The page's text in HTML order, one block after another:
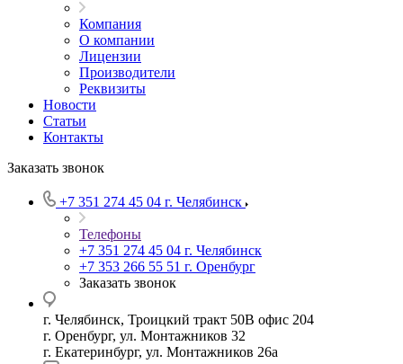
Компания
О компании
Лицензии
Производители
Реквизиты
Новости
Статьи
Контакты
Заказать звонок
+7 351 274 45 04 г. Челябинск
Телефоны
+7 351 274 45 04 г. Челябинск
+7 353 266 55 51 г. Оренбург
Заказать звонок
г. Челябинск, Троицкий тракт 50В офис 204
г. Оренбург, ул. Монтажников 32
г. Екатеринбург, ул. Монтажников 26а